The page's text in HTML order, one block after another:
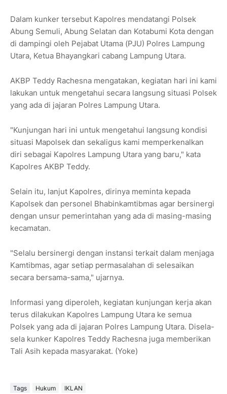
Dalam kunker tersebut Kapolres mendatangi Polsek
Abung Semuli, Abung Selatan dan Kotabumi Kota dengan
di dampingi oleh Pejabat Utama (PJU) Polres Lampung
Utara, Ketua Bhayangkari cabang Lampung Utara.
AKBP Teddy Rachesna mengatakan, kegiatan hari ini kami
lakukan untuk mengetahui secara langsung situasi Polsek
yang ada di jajaran Polres Lampung Utara.
"Kunjungan hari ini untuk mengetahui langsung kondisi
situasi Mapolsek dan sekaligus kami memperkenalkan
diri sebagai Kapolres Lampung Utara yang baru," kata
Kapolres AKBP Teddy.
Selain itu, lanjut Kapolres, dirinya meminta kepada
Kapolsek dan personel Bhabinkamtibmas agar bersinergi
dengan unsur pemerintahan yang ada di masing-masing
kecamatan.
"Selalu bersinergi dengan instansi terkait dalam menjaga
Kamtibmas, agar setiap permasalahan di selesaikan
secara bersama-sama," ujarnya.
Informasi yang diperoleh, kegiatan kunjungan kerja akan
terus dilakukan Kapolres Lampung Utara ke semua
Polsek yang ada di jajaran Polres Lampung Utara. Disela-
sela kunker Kapolres Teddy Rachesna juga memberikan
Tali Asih kepada masyarakat. (Yoke)
Tags Hukum IKLAN